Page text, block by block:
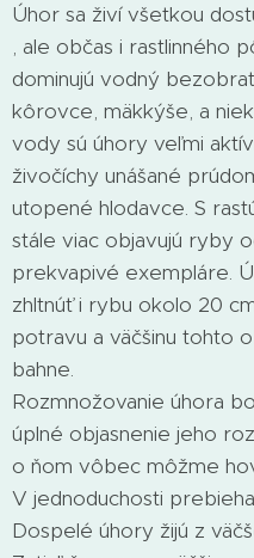
Úhor sa živí všetkou
, ale občas i rastlinného
dominujú vodný
kôrovce, mäkkýše, a
vody sú úhory veľmi
živočíchy unášané
utopené hlodavce. S
stále viac objavujú ryby
prekvapivé exempláre.
zhltnúť i rybu okolo 20
potravu a väčšinu tohto
bahne.
Rozmnožovanie úhora
úplné objasnenie jeho
o ňom vôbec môžme
V jednoduchosti
Dospelé úhory žijú z